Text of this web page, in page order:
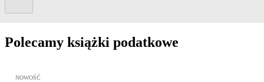
Polecamy książki podatkowe
Przejdź do: JPK_VAT krok po kroku ebook, Patrycja Kubiesa -
NOWOŚĆ